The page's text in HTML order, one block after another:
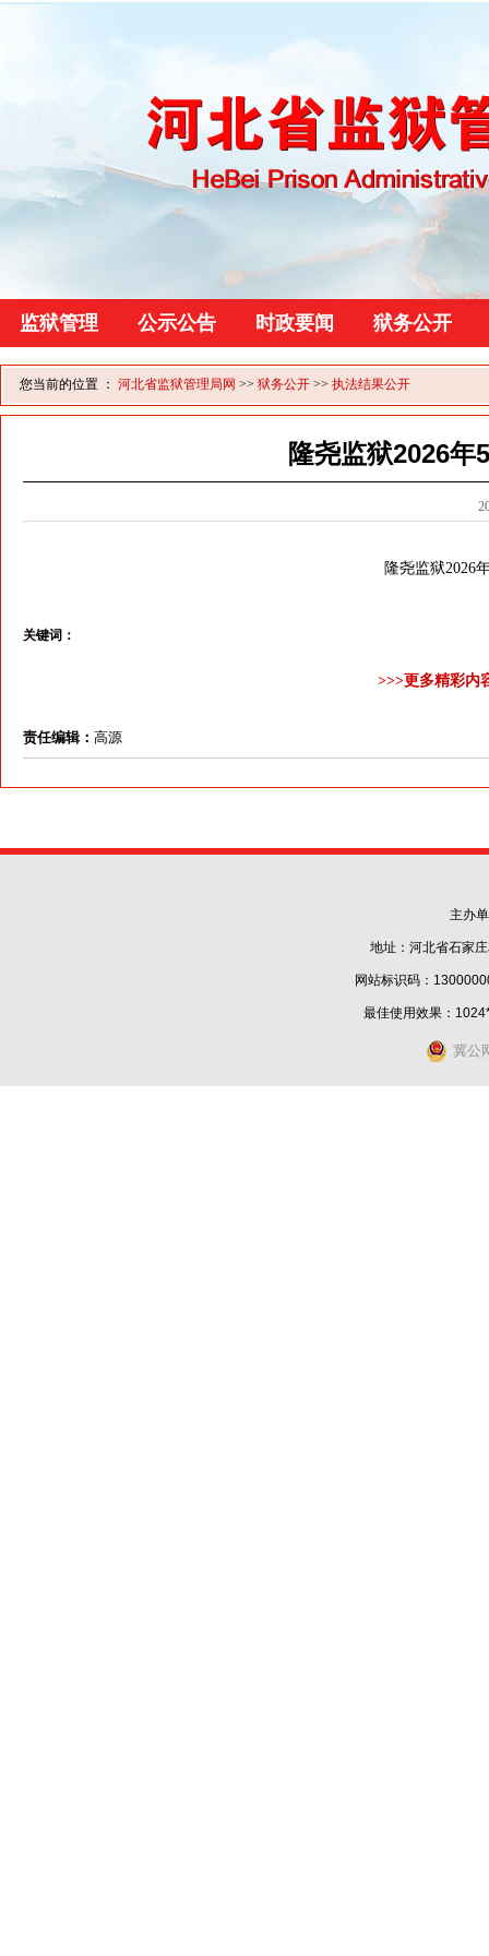
监狱管理 公示公告 时政要闻 狱务公开
您当前的位置 ： 河北省监狱管理局网 >> 狱务公开 >> 执法结果公开
隆尧监狱2026年
隆尧监狱2026
关键词：
>>>更多精彩内
责任编辑： 高源
主办
地址：河北省石家
网站标识码：
最佳使用效果：
冀公